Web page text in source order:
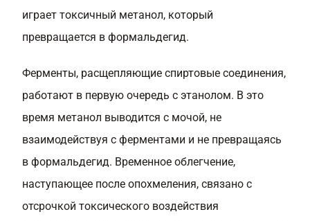
играет токсичный метанол, который
превращается в формальдегид.
Ферменты, расщепляющие спиртовые соединения,
работают в первую очередь с этанолом. В это
время метанол выводится с мочой, не
взаимодействуя с ферментами и не превращаясь
в формальдегид. Временное облегчение,
наступающее после опохмеления, связано с
отсрочкой токсического воздействия